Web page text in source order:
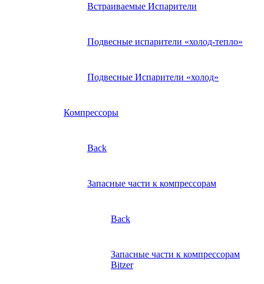
Встраиваемые Испарители
Подвесные испарители «холод-тепло»
Подвесные Испарители «холод»
Компрессоры
Back
Запасные части к компрессорам
Back
Запасные части к компрессорам
Bitzer